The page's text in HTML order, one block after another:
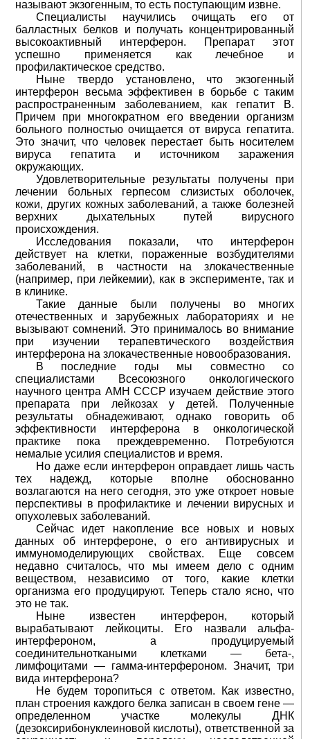
называют экзогенным, то есть поступающим извне.
Специалисты научились очищать его от
балластных белков и получать концентрированный
высокоактивный интерферон. Препарат этот
успешно применяется как лечебное и
профилактическое средство.
Ныне твердо установлено, что экзогенный
интерферон весьма эффективен в борьбе с таким
распространенным заболеванием, как гепатит В.
Причем при многократном его введении организм
больного полностью очищается от вируса гепатита.
Это значит, что человек перестает быть носителем
вируса гепатита и источником заражения
окружающих.
Удовлетворительные результаты получены при
лечении больных герпесом слизистых оболочек,
кожи, других кожных заболеваний, а также болезней
верхних дыхательных путей вирусного
происхождения.
Исследования показали, что интерферон
действует на клетки, пораженные возбудителями
заболеваний, в частности на злокачественные
(например, при лейкемии), как в эксперименте, так и
в клинике.
Такие данные были получены во многих
отечественных и зарубежных лабораториях и не
вызывают сомнений. Это принималось во внимание
при изучении терапевтического воздействия
интерферона на злокачественные новообразования.
В последние годы мы совместно со
специалистами Всесоюзного онкологического
научного центра АМН СССР изучаем действие этого
препарата при лейкозах у детей. Полученные
результаты обнадеживают, однако говорить об
эффективности интерферона в онкологической
практике пока преждевременно. Потребуются
немалые усилия специалистов и время.
Но даже если интерферон оправдает лишь часть
тех надежд, которые вполне обоснованно
возлагаются на него сегодня, это уже откроет новые
перспективы в профилактике и лечении вирусных и
опухолевых заболеваний.
Сейчас идет накопление все новых и новых
данных об интерфероне, о его антивирусных и
иммуномоделирующих свойствах. Еще совсем
недавно считалось, что мы имеем дело с одним
веществом, независимо от того, какие клетки
организма его продуцируют. Теперь стало ясно, что
это не так.
Ныне известен интерферон, который
вырабатывают лейкоциты. Его назвали альфа-
интерфероном, а продуцируемый
соединительноткаными клетками — бета-,
лимфоцитами — гамма-интерфероном. Значит, три
вида интерферона?
Не будем торопиться с ответом. Как известно,
план строения каждого белка записан в своем гене —
определенном участке молекулы ДНК
(дезоксирибонуклеиновой кислоты), ответственной за